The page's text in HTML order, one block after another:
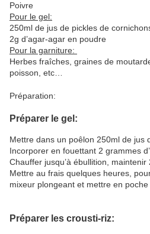
Poivre
Pour le gel:
250ml de jus de pickles de
2g d’agar-agar en poudre
Pour la garniture:
Herbes fraîches, graines de
poisson, etc…
Préparation:
Préparer le gel:
Mettre dans un poêlon 250ml de jus
Incorporer en fouettant 2 grammes
Chauffer jusqu’à ébullition,
Mettre au frais quelques heures,
mixeur plongeant et mettre en poche
Préparer les crousti-riz: